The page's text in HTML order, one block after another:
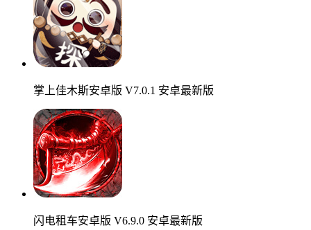
掌上佳木斯安卓版 V7.0.1 安卓最新版
闪电租车安卓版 V6.9.0 安卓最新版